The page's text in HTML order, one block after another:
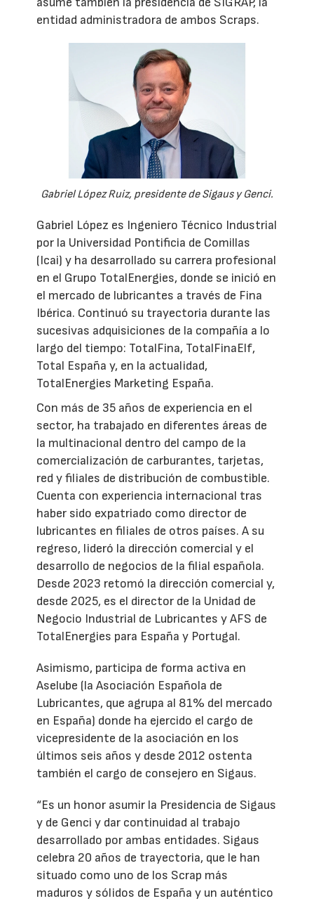
entidad administradora de ambos Scraps.
Gabriel López Ruiz, presidente de Sigaus y Genci.
Gabriel López es Ingeniero Técnico Industrial
por la Universidad Pontificia de Comillas
(Icai) y ha desarrollado su carrera profesional
en el Grupo TotalEnergies, donde se inició en
el mercado de lubricantes a través de Fina
Ibérica. Continuó su trayectoria durante las
sucesivas adquisiciones de la compañía a lo
largo del tiempo: TotalFina, TotalFinaElf,
Total España y, en la actualidad,
TotalEnergies Marketing España.
Con más de 35 años de experiencia en el
sector, ha trabajado en diferentes áreas de
la multinacional dentro del campo de la
comercialización de carburantes, tarjetas,
red y filiales de distribución de combustible.
Cuenta con experiencia internacional tras
haber sido expatriado como director de
lubricantes en filiales de otros países. A su
regreso, lideró la dirección comercial y el
desarrollo de negocios de la filial española.
Desde 2023 retomó la dirección comercial y,
desde 2025, es el director de la Unidad de
Negocio Industrial de Lubricantes y AFS de
TotalEnergies para España y Portugal.
Asimismo, participa de forma activa en
Aselube (la Asociación Española de
Lubricantes, que agrupa al 81% del mercado
en España) donde ha ejercido el cargo de
vicepresidente de la asociación en los
últimos seis años y desde 2012 ostenta
también el cargo de consejero en Sigaus.
“Es un honor asumir la Presidencia de Sigaus
y de Genci y dar continuidad al trabajo
desarrollado por ambas entidades. Sigaus
celebra 20 años de trayectoria, que le han
situado como uno de los Scrap más
maduros y sólidos de España y un auténtico